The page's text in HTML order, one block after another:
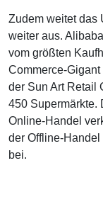
Zudem weitet das
weiter aus.
vom größten
Commerce-
der Sun Art Retail
450 Supermärkte.
Online-Handel
der Offline-
bei.